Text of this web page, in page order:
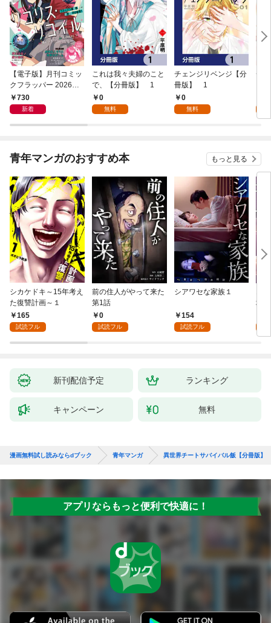
【電子版】月刊コミッ
クフラッパー 2026年9
月号730
新着
これは我々夫婦のこと
で、【分冊版】 1
0
無料
チェンジリベンジ【分
冊版】 1
0
無料
チ
青年マンガのおすすめ本 もっと見る
シカケドキ～15年考え
た復讐計画～１
165
試読フル
前の住人がやって来た
第1話
0
試読フル
シアワセな家族１
154
試読フル
地
新刊配信予定 ランキング
キャンペーン 無料
漫画無料試し読みならdブック 青年マンガ 異世界チートサバイバル飯【分冊版】
アプリならもっと便利で快適に！